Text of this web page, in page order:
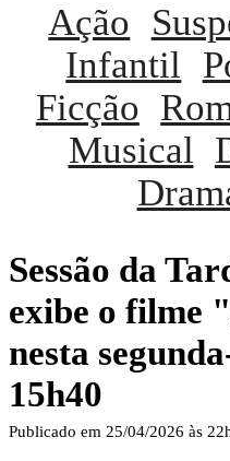
Ação
Infantil
Ficção
Musical
Sessão da
exibe o filme "
nesta
15h40
Publicado em 25/04/2026 às